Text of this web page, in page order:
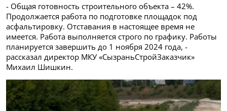
- Общая готовность строительного объекта – 42%.
Продолжается работа по подготовке площадок под
асфальтировку. Отставания в настоящее время не
имеется. Работа выполняется строго по графику. Работы
планируется завершить до 1 ноября 2024 года, -
рассказал директор МКУ «СызраньСтройЗаказчик»
Михаил Шишкин.